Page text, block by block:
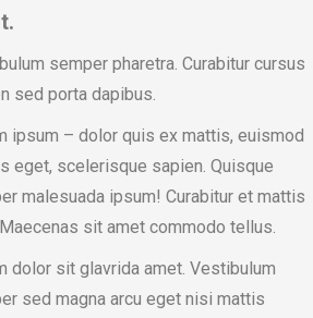
semper pharetra. Curabitur cursus
sed porta dapibus.
ipsum – dolor quis ex mattis, euismod
eget, scelerisque sapien. Quisque
malesuada ipsum! Curabitur et mattis
sit amet commodo tellus.
dolor sit glavrida amet. Vestibulum
sed magna arcu eget nisi mattis